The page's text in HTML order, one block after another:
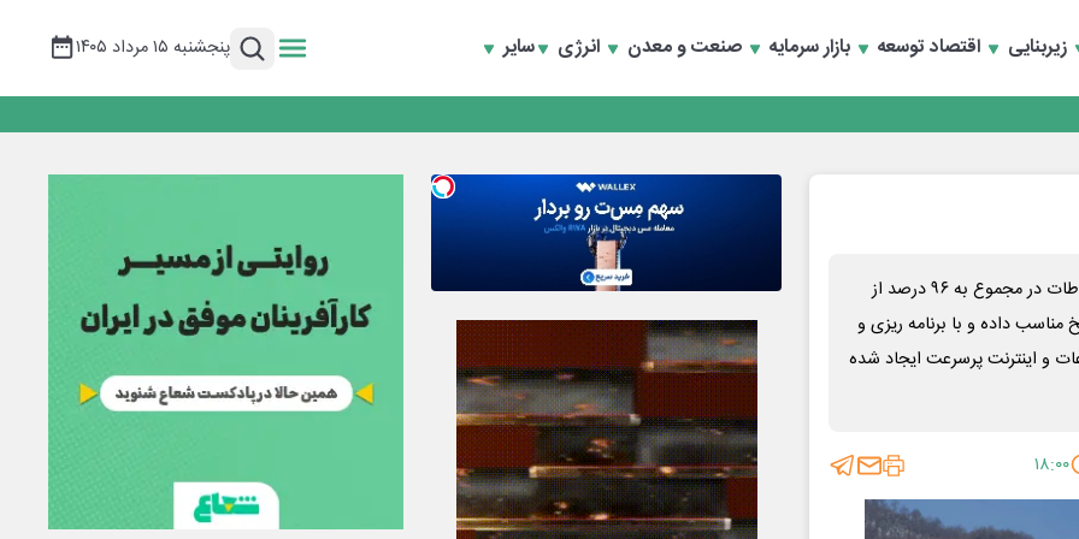
زیربنایی اقتصاد توسعه بازار سرمایه صنعت و معدن انرژی سایر پنجشنبه ۱۵ مرداد ۱۴۰۵
انرژی‌های نو و تجدیدپذیر با حضور استاندار اصفهان
بر اساس آخرین گفته مسئولان طی چهارماه گذشته وزارت ارتباطات در مجموع به ۹۶ درصد از
داده و با برنامه ریزی و
ملی اطلاعات و اینترنت پرسرعت ایجاد شده
۱۸:۰۰